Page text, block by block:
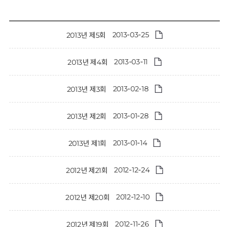
2013년 제5회 2013-03-25
2013년 제4회 2013-03-11
2013년 제3회 2013-02-18
2013년 제2회 2013-01-28
2013년 제1회 2013-01-14
2012년 제21회 2012-12-24
2012년 제20회 2012-12-10
2012년 제19회 2012-11-26